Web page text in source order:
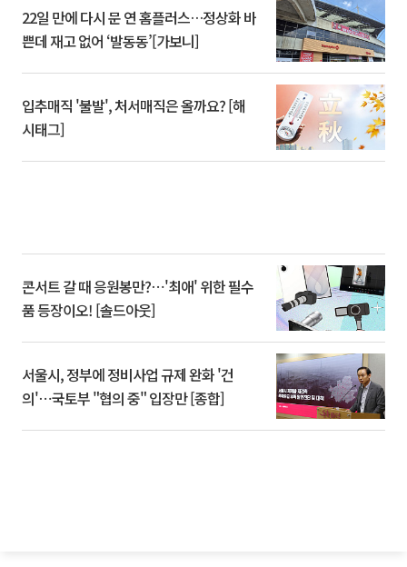
22일 만에 다시 문 연 홈플러스…정상화 바
쁜데 재고 없어 ‘발동동’[가보니]
입추매직 '불발', 처서매직은 올까요? [해
시태그]
콘서트 갈 때 응원봉만?⋯'최애' 위한 필수
품 등장이오! [솔드아웃]
서울시, 정부에 정비사업 규제 완화 '건
의'⋯국토부 "협의 중" 입장만 [종합]